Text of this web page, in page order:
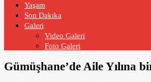
Yaşam
Son Dakika
Galeri
Video Galeri
Foto Galeri
Gümüşhane’de Aile Yılına